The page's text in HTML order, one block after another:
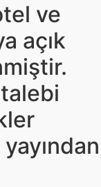
ve
açık